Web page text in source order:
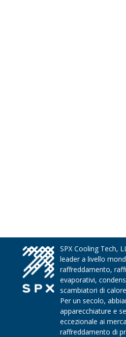
SPX Cooling Tech,
leader a livello
raffreddamento,
evaporativi,
scambiatori di
Per un secolo,
apparecchiature e
eccezionale ai
raffreddamento di